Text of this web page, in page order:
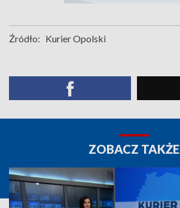
Źródło: Kurier Opolski
ZOBACZ TAKŻE